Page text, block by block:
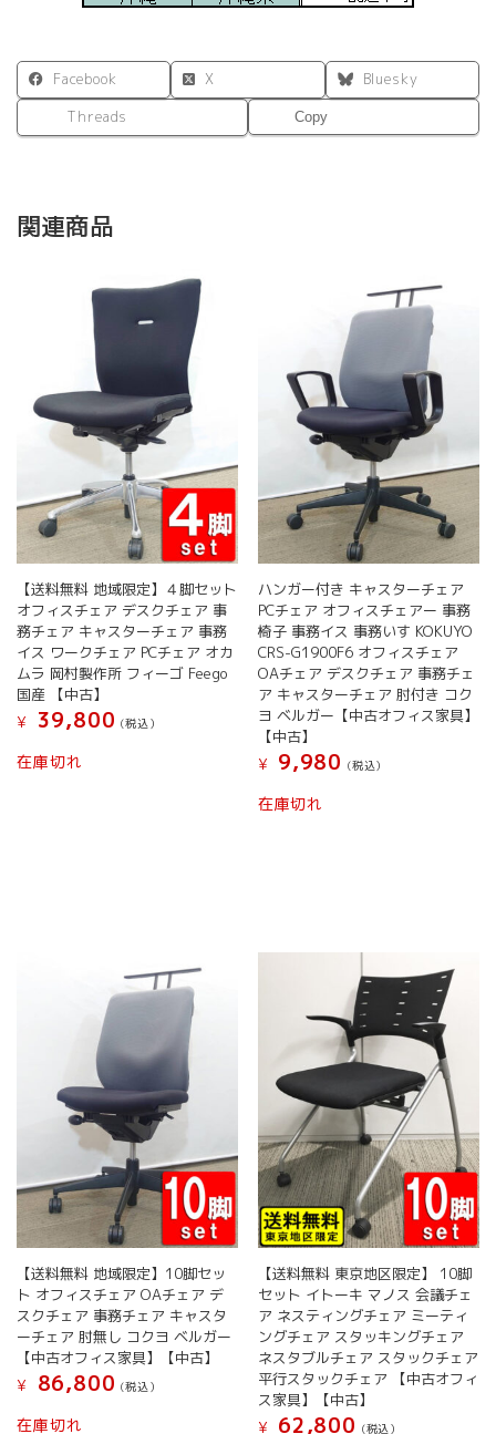
Facebook X
Bluesky
Threads
Copy
関連商品
【送料無料 地域限定】４脚セット
オフィスチェア デスクチェア 事
務チェア キャスターチェア 事務
イス ワークチェア PCチェア オカ
ムラ 岡村製作所 フィーゴ Feego
国産 【中古】
¥
39,800 (税込）
在庫切れ
ハンガー付き キャスターチェア
PCチェア オフィスチェアー 事務
椅子 事務イス 事務いす KOKUYO
CRS-G1900F6 オフィスチェア
OAチェア デスクチェア 事務チェ
ア キャスターチェア 肘付き コク
ヨ ベルガー【中古オフィス家具】
【中古】
¥
9,980 (税込）
在庫切れ
【送料無料 地域限定】10脚セッ
ト オフィスチェア OAチェア デ
スクチェア 事務チェア キャスタ
ーチェア 肘無し コクヨ ベルガー
【中古オフィス家具】【中古】
¥
86,800 (税込）
在庫切れ
【送料無料 東京地区限定】 10脚
セット イトーキ マノス 会議チェ
ア ネスティングチェア ミーティ
ングチェア スタッキングチェア
ネスタブルチェア スタックチェア
平行スタックチェア 【中古オフィ
ス家具】【中古】
¥
62,800 (税込）